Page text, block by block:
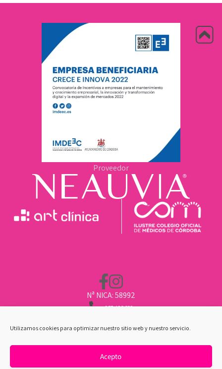
Utilizamos cookies para optimizar nuestro sitio web y nuestro servicio.
Acepto
Nª NICA: 58992
957 496 669
CLINICA@ARTCLINICA.COM
POLÍTICA DE COOKIES|AVISO LEGAL
Proveedor